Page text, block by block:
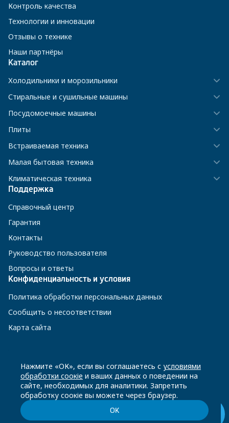
Контроль качества
Технологии и инновации
Отзывы о технике
Наши партнёры
Каталог
Холодильники и морозильники
Стиральные и сушильные машины
Посудомоечные машины
Плиты
Встраиваемая техника
Малая бытовая техника
Климатическая техника
Поддержка
Справочный центр
Гарантия
Контакты
Руководство пользователя
Вопросы и ответы
Конфиденциальность и условия
Политика обработки персональных данных
Сообщить о несоответствии
Карта сайта
8 800 200-23-56
Чат-бот в Телеграм
Нажмите «ОК», если вы соглашаетесь с условиями
обработки соокіе и ваших данных о поведении на
сайте, необходимых для аналитики. Запретить
обработку соокіе вы можете через браузер.
ОК